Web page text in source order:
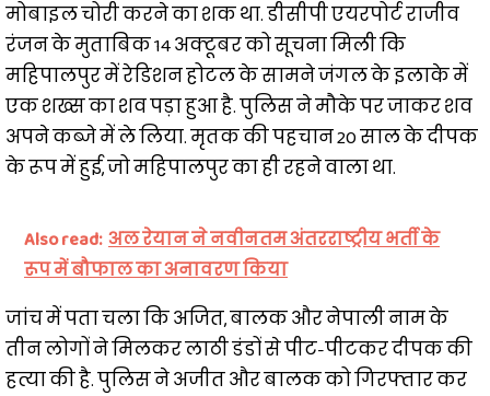
मोबाइल चोरी करने का शक था. डीसीपी एयरपोर्ट राजीव
रंजन के मुताबिक 14 अक्टूबर को सूचना मिली कि
महिपालपुर में रेडिशन होटल के सामने जंगल के इलाके में
एक शख्स का शव पड़ा हुआ है. पुलिस ने मौके पर जाकर शव
अपने कब्जे में ले लिया. मृतक की पहचान 20 साल के दीपक
के रूप में हुई, जो महिपालपुर का ही रहने वाला था.
Also read: अल रेयान ने नवीनतम अंतरराष्ट्रीय भर्ती के
रूप में बौफाल का अनावरण किया
जांच में पता चला कि अजित, बालक और नेपाली नाम के
तीन लोगों ने मिलकर लाठी डंडों से पीट-पीटकर दीपक की
हत्या की है. पुलिस ने अजीत और बालक को गिरफ्तार कर